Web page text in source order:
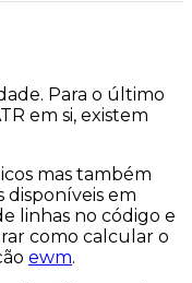
Para o último
em si, existem
mas também
disponíveis em
linhas no código e
como calcular o
ewm.